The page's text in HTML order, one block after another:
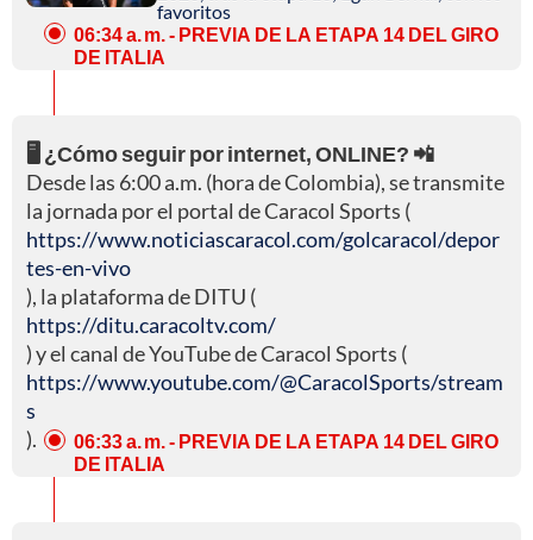
favoritos
06:34 a. m.- PREVIA DE LA ETAPA 14 DEL GIRO
DE ITALIA
🖥️ ¿Cómo seguir por internet, ONLINE? 📲
Desde las 6:00 a.m. (hora de Colombia), se transmite
la jornada por el portal de Caracol Sports (
https://www.noticiascaracol.com/golcaracol/depor
tes-en-vivo
), la plataforma de DITU (
https://ditu.caracoltv.com/
) y el canal de YouTube de Caracol Sports (
https://www.youtube.com/@CaracolSports/stream
s
).
06:33 a. m.- PREVIA DE LA ETAPA 14 DEL GIRO
DE ITALIA